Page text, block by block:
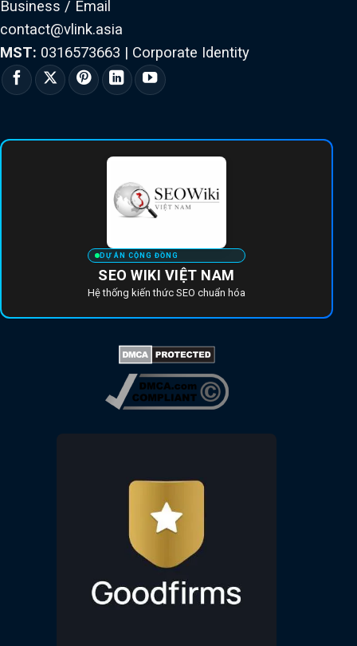
Business / Email
contact@vlink.asia
MST: 0316573663 | Corporate Identity
DỰ ÁN CỘNG ĐỒNG
SEO WIKI VIỆT NAM
Hệ thống kiến thức SEO chuẩn hóa